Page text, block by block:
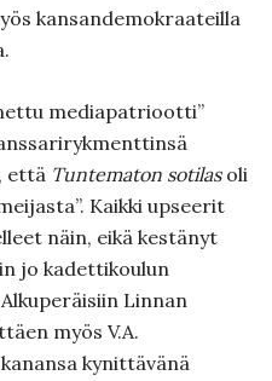
kansandemokraateilla
mediapatriootti”
että Tuntematon sotilasoli
Kaikki upseerit
näin, eikä kestänyt
jo kadettikoulun
Linnan
myös V.A.
kynittävänä